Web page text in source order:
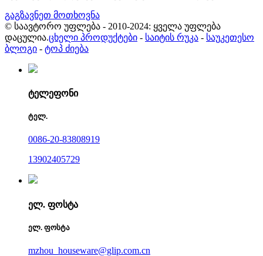
გაგზავნეთ მოთხოვნა
© საავტორო უფლება - 2010-2024: ყველა უფლება
დაცულია.ცხელი პროდუქტები - საიტის რუკა - საუკეთესო
ბლოგი - ტოპ ძიება
ტელეფონი
ტელ.
0086-20-83808919
13902405729
ელ. ფოსტა
ელ. ფოსტა
mzhou_houseware@glip.com.cn